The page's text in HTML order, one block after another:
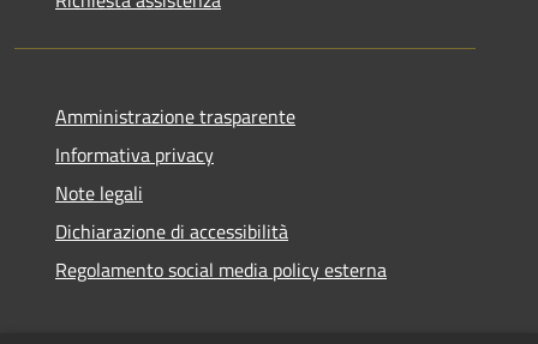
Amministrazione trasparente
Informativa privacy
Note legali
Dichiarazione di accessibilità
Regolamento social media policy esterna